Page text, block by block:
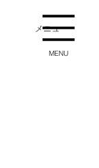
メニュー
MENU